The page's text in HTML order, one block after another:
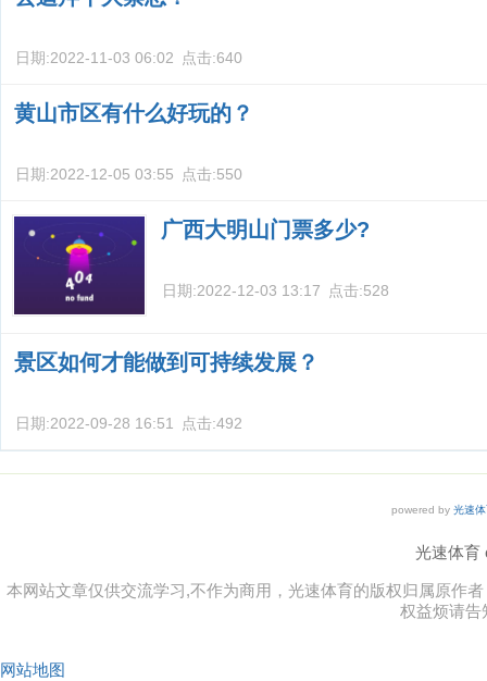
日期:2022-11-03 06:02 点击:640
黄山市区有什么好玩的？
日期:2022-12-05 03:55 点击:550
广西大明山门票多少?
日期:2022-12-03 13:17 点击:528
景区如何才能做到可持续发展？
日期:2022-09-28 16:51 点击:492
powered by 光速
光速体育
本网站文章仅供交流学习,不作为商用，光速体育的版权归属原作
权益烦请告
网站地图